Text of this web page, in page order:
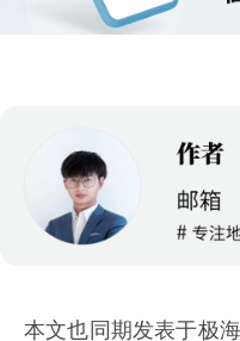
本文也同期发表于极